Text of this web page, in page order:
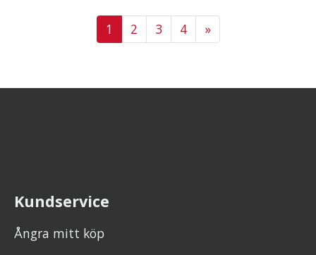
1 2 3 4 »
Kundservice
Ångra mitt köp